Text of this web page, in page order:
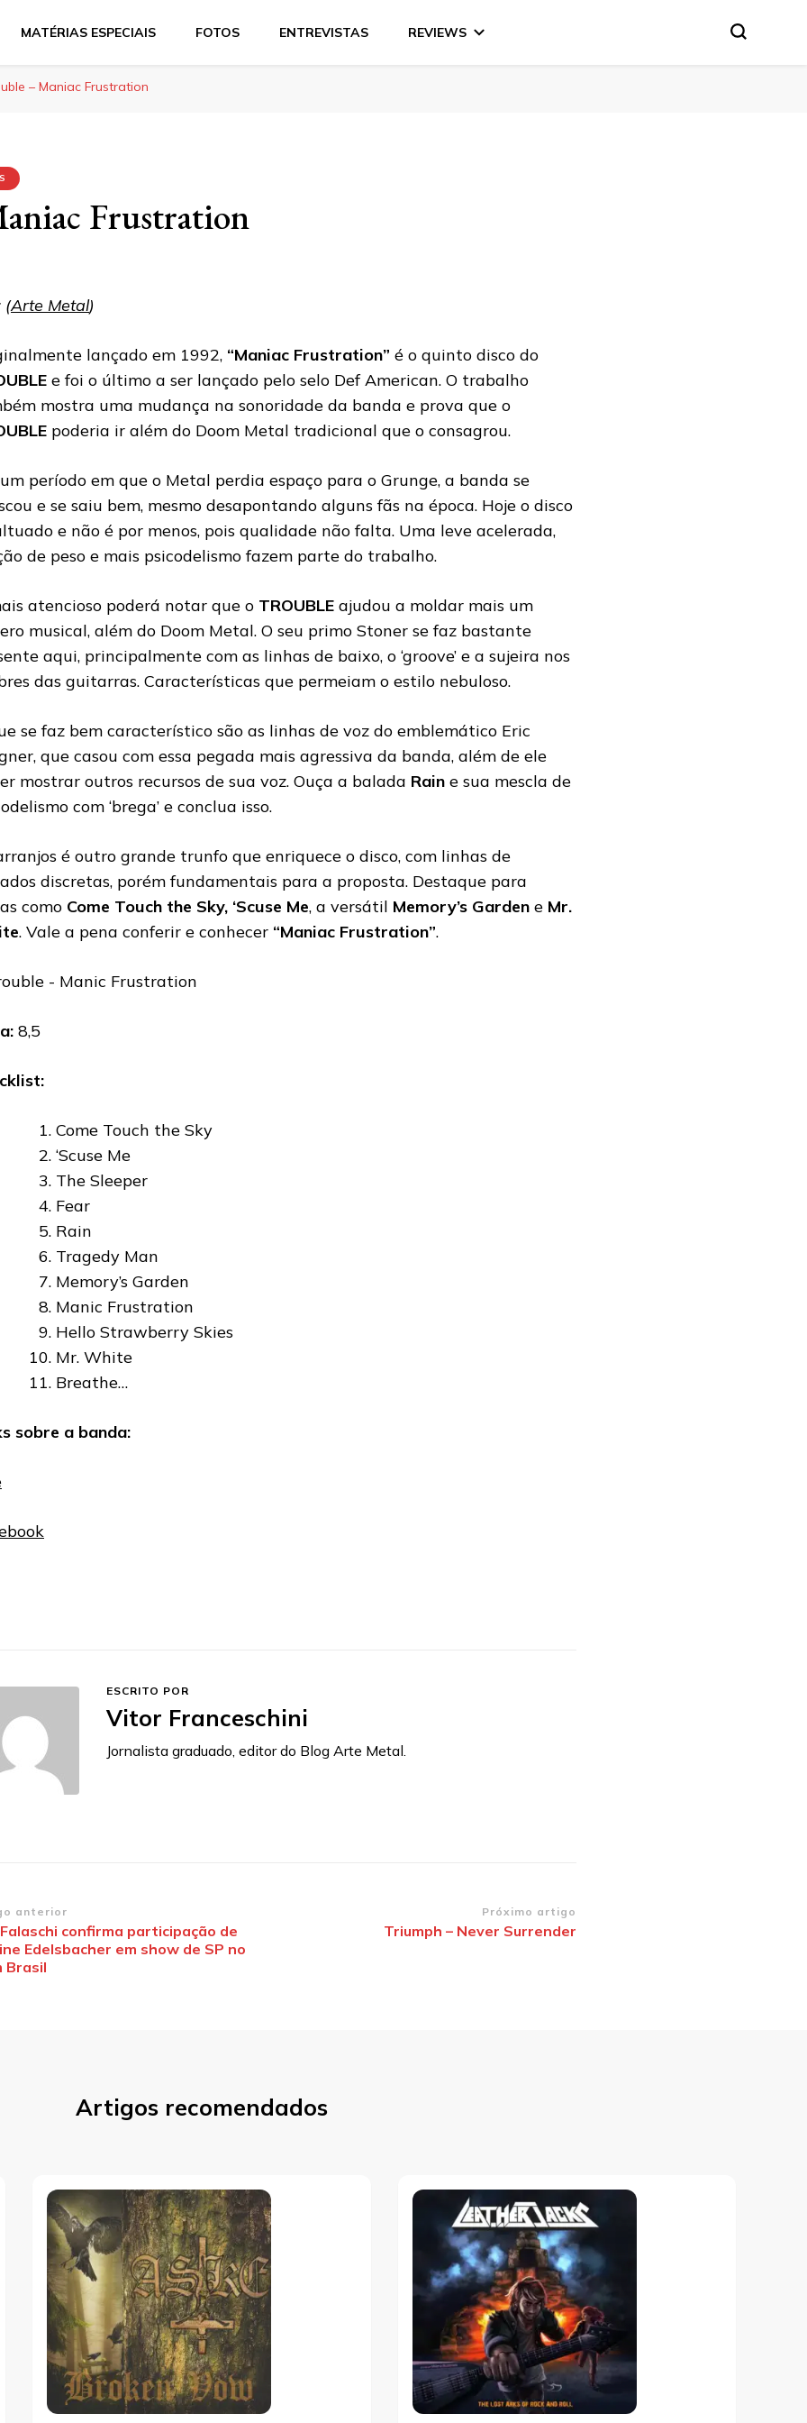
MATÉRIAS ESPECIAIS FOTOS ENTREVISTAS REVIEWS
– Maniac Frustration
Frustration
(Arte Metal)
lançado em 1992, “Maniac Frustration” é o quinto disco do
e foi o último a ser lançado pelo selo Def American. O trabalho
mostra uma mudança na sonoridade da banda e prova que o
poderia ir além do Doom Metal tradicional que o consagrou.
período em que o Metal perdia espaço para o Grunge, a banda se
e se saiu bem, mesmo desapontando alguns fãs na época. Hoje o disco
e não é por menos, pois qualidade não falta. Uma leve acelerada,
de peso e mais psicodelismo fazem parte do trabalho.
atencioso poderá notar que o TROUBLE ajudou a moldar mais um
musical, além do Doom Metal. O seu primo Stoner se faz bastante
aqui, principalmente com as linhas de baixo, o ‘groove’ e a sujeira nos
das guitarras. Características que permeiam o estilo nebuloso.
se faz bem característico são as linhas de voz do emblemático Eric
que casou com essa pegada mais agressiva da banda, além de ele
mostrar outros recursos de sua voz. Ouça a balada Rain e sua mescla de
com ‘brega’ e conclua isso.
é outro grande trunfo que enriquece o disco, com linhas de
discretas, porém fundamentais para a proposta. Destaque para
como Come Touch the Sky, ‘Scuse Me, a versátil Memory’s Garden e Mr.
. Vale a pena conferir e conhecer “Maniac Frustration”.
8,5
Come Touch the Sky
‘Scuse Me
The Sleeper
Fear
Rain
Tragedy Man
Memory’s Garden
Manic Frustration
Hello Strawberry Skies
Mr. White
Breathe…
sobre a banda:
ESCRITO POR
Vitor Franceschini
Jornalista graduado, editor do Blog Arte Metal.
anterior
Falaschi confirma participação de
Edelsbacher em show de SP no
Brasil
Próximo artigo
Triumph – Never Surrender
Artigos recomendados